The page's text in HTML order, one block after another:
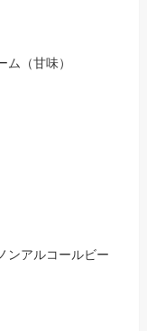
（甘味）
ンアルコールビー